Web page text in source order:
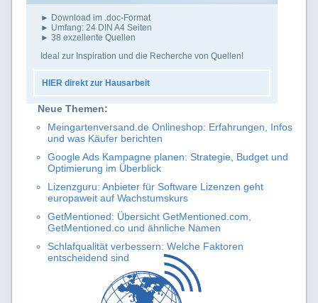
► Download im .doc-Format
► Umfang: 24 DIN A4 Seiten
► 38 exzellente Quellen
Ideal zur Inspiration und die Recherche von Quellen!
HIER direkt zur Hausarbeit
Neue Themen:
Meingartenversand.de Onlineshop: Erfahrungen, Infos
und was Käufer berichten
Google Ads Kampagne planen: Strategie, Budget und
Optimierung im Überblick
Lizenzguru: Anbieter für Software Lizenzen geht
europaweit auf Wachstumskurs
GetMentioned: Übersicht GetMentioned.com,
GetMentioned.co und ähnliche Namen
Schlafqualität verbessern: Welche Faktoren
entscheidend sind